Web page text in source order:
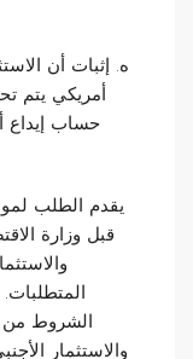
أمريكي يتم
حساب إيداع
يقدم الطلب
قبل وزارة
الشروط من
والاستثمار